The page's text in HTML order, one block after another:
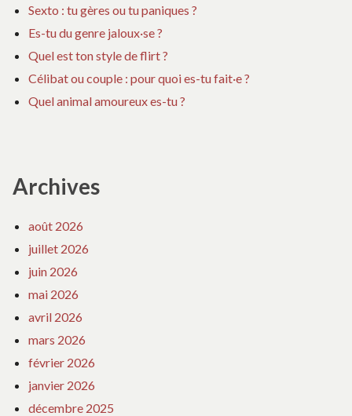
Sexto : tu gères ou tu paniques ?
Es-tu du genre jaloux·se ?
Quel est ton style de flirt ?
Célibat ou couple : pour quoi es-tu fait·e ?
Quel animal amoureux es-tu ?
Archives
août 2026
juillet 2026
juin 2026
mai 2026
avril 2026
mars 2026
février 2026
janvier 2026
décembre 2025